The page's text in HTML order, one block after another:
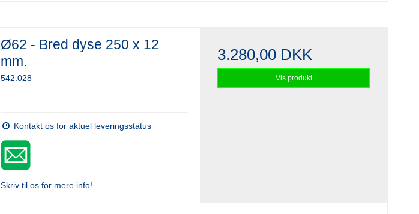
Ø62 - Bred dyse 250 x 12
mm.
542.028
Kontakt os for aktuel leveringsstatus
Skriv til os for mere info!
3.280,00 DKK
Vis produkt